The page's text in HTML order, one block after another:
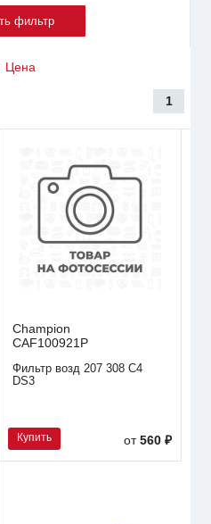
Цена
1
Champion
CAF100921P
Фильтр возд 207 308 C4
DS3
Купить от560 ₽